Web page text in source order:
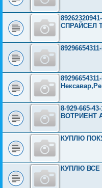
СПРАЙСЕЛ
8-929-665-
ВОТРИЕНТ
КУПЛЮ
КУПЛЮ ВСЕ